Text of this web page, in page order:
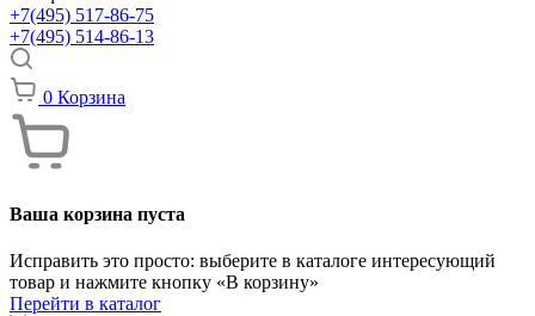
+7(495) 517-86-75
+7(495) 514-86-13
0 Корзина
Ваша корзина пуста
Исправить это просто: выберите в каталоге интересующий
товар и нажмите кнопку «В корзину»
Перейти в каталог